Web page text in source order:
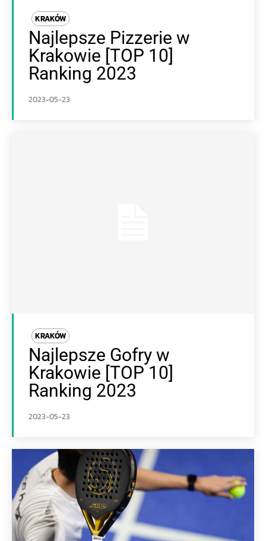
KRAKÓW
Najlepsze Pizzerie w
Krakowie [TOP 10]
Ranking 2023
2023-05-23
KRAKÓW
Najlepsze Gofry w
Krakowie [TOP 10]
Ranking 2023
2023-05-23